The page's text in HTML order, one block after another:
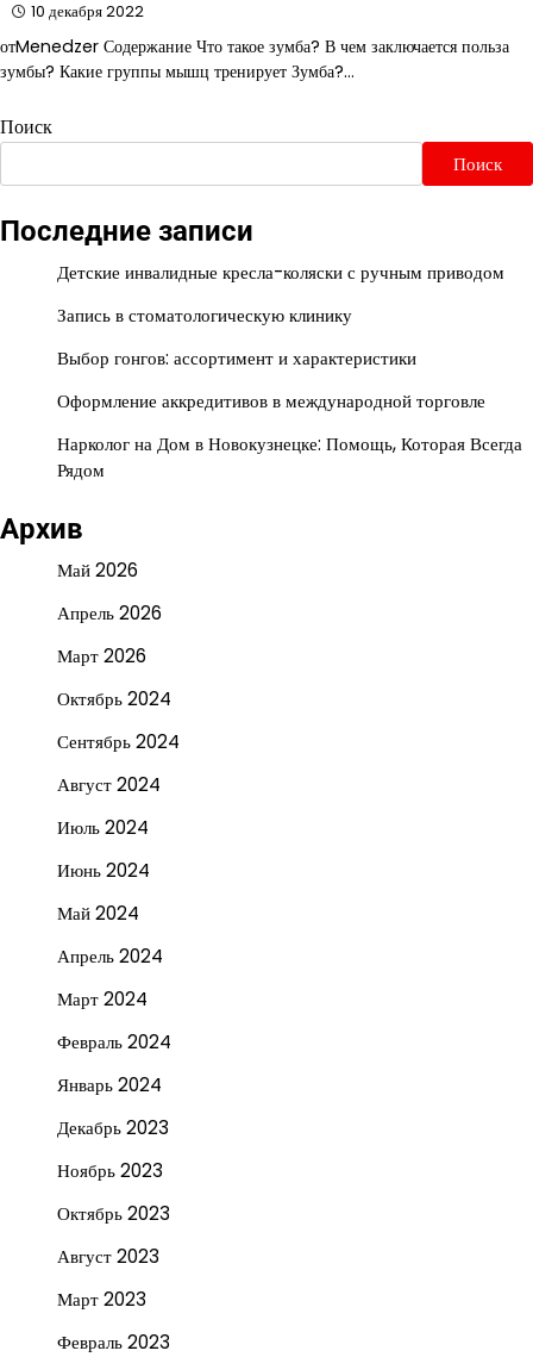
10 декабря 2022
отMenedzer Содержание Что такое зумба? В чем заключается польза
зумбы? Какие группы мышц тренирует Зумба?…
Поиск
Поиск
Последние записи
Детские инвалидные кресла-коляски с ручным приводом
Запись в стоматологическую клинику
Выбор гонгов: ассортимент и характеристики
Оформление аккредитивов в международной торговле
Нарколог на Дом в Новокузнецке: Помощь, Которая Всегда
Рядом
Архив
Май 2026
Апрель 2026
Март 2026
Октябрь 2024
Сентябрь 2024
Август 2024
Июль 2024
Июнь 2024
Май 2024
Апрель 2024
Март 2024
Февраль 2024
Январь 2024
Декабрь 2023
Ноябрь 2023
Октябрь 2023
Август 2023
Март 2023
Февраль 2023